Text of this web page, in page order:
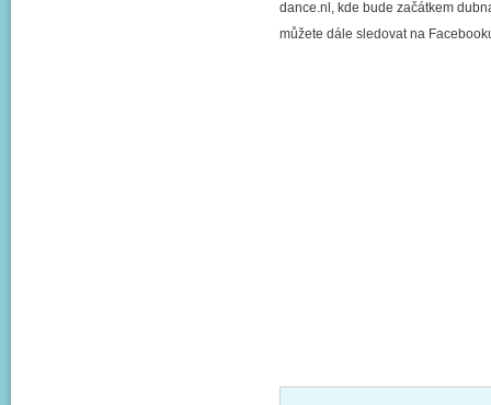
dance.nl, kde bude začátkem
můžete dále sledovat na